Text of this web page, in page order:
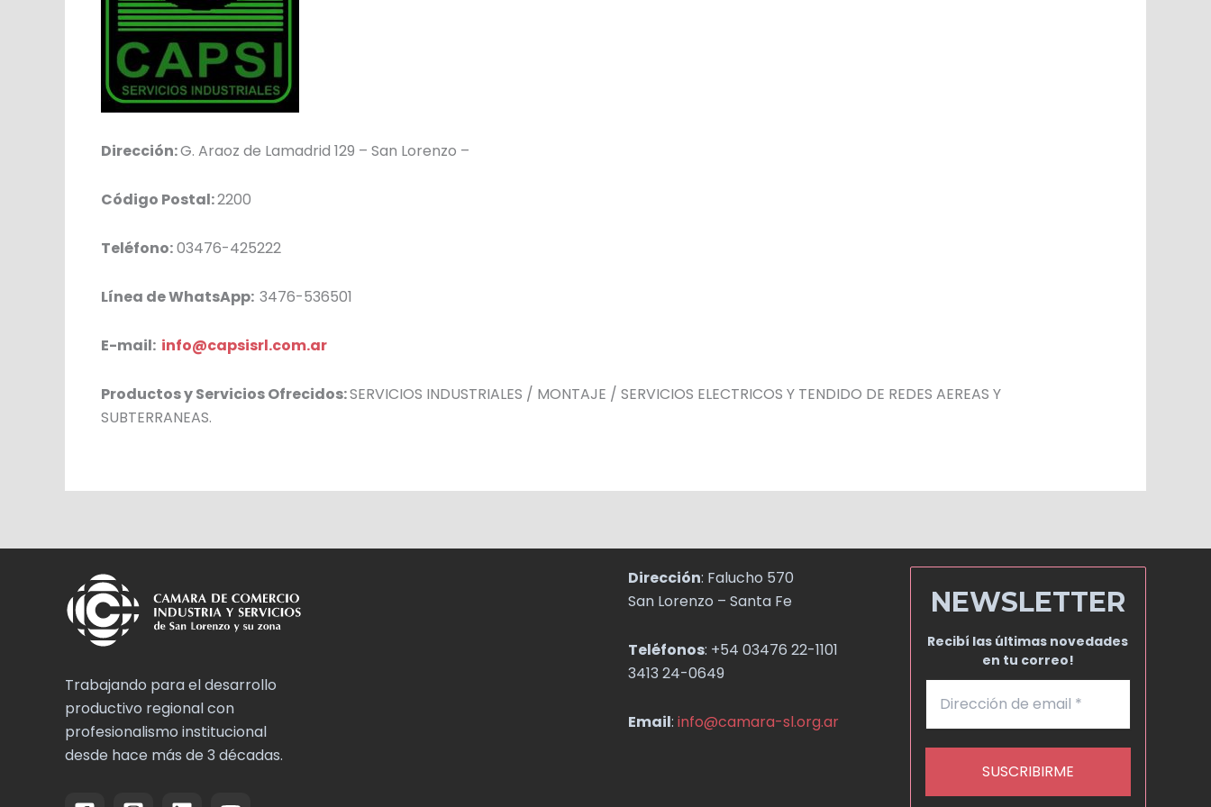
Dirección:G. Araoz de Lamadrid 129 – San Lorenzo –
Código Postal:2200
Teléfono:03476-425222
Línea de WhatsApp: 3476-536501
E-mail: info@capsisrl.com.ar
Productos y Servicios Ofrecidos:SERVICIOS INDUSTRIALES / MONTAJE / SERVICIOS ELECTRICOS Y TENDIDO DE REDES AEREAS Y
SUBTERRANEAS.
Trabajando para el desarrollo
productivo regional con
profesionalismo institucional
desde hace más de 3 décadas.
Dirección: Falucho 570
San Lorenzo – Santa Fe
Teléfonos: +54 03476 22-1101
3413 24-0649
Email: info@camara-sl.org.ar
NEWSLETTER
Recibí las últimas novedades
en tu correo!